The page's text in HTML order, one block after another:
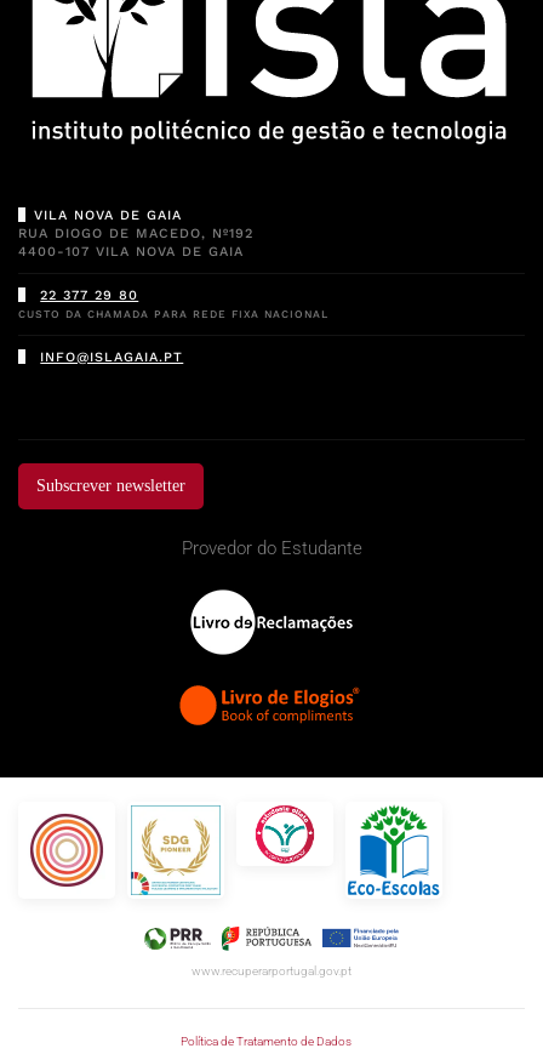
VILA NOVA DE GAIA
RUA DIOGO DE MACEDO, Nº192
4400-107 VILA NOVA DE GAIA
22 377 29 80
CUSTO DA CHAMADA PARA REDE FIXA NACIONAL
INFO@ISLAGAIA.PT
Subscrever newsletter
Provedor do Estudante
www.recuperarportugal.gov.pt
Política de Tratamento de Dados